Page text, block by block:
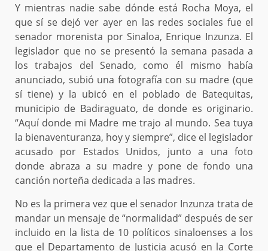
Y mientras nadie sabe dónde está Rocha Moya, el
que sí se dejó ver ayer en las redes sociales fue el
senador morenista por Sinaloa, Enrique Inzunza. El
legislador que no se presentó la semana pasada a
los trabajos del Senado, como él mismo había
anunciado, subió una fotografía con su madre (que
sí tiene) y la ubicó en el poblado de Batequitas,
municipio de Badiraguato, de donde es originario.
“Aquí donde mi Madre me trajo al mundo. Sea tuya
la bienaventuranza, hoy y siempre”, dice el legislador
acusado por Estados Unidos, junto a una foto
donde abraza a su madre y pone de fondo una
canción norteña dedicada a las madres.
No es la primera vez que el senador Inzunza trata de
mandar un mensaje de “normalidad” después de ser
incluido en la lista de 10 políticos sinaloenses a los
que el Departamento de Justicia acusó en la Corte